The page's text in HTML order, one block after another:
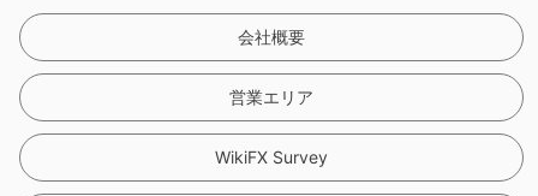
会社概要
営業エリア
WikiFX Survey